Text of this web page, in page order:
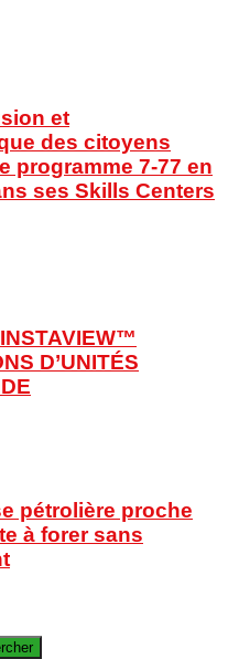
et
des citoyens
programme 7-77 en
ses Skills Centers
D’UNITÉS
pétrolière proche
à forer sans